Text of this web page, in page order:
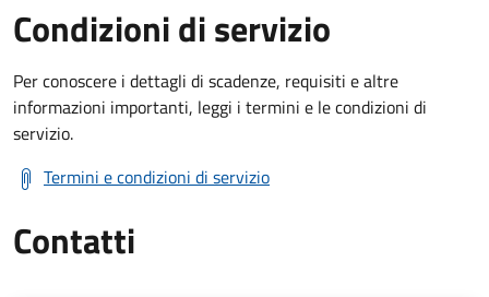
Condizioni di servizio
Per conoscere i dettagli di scadenze, requisiti e altre
informazioni importanti, leggi i termini e le condizioni di
servizio.
Termini e condizioni di servizio
Contatti